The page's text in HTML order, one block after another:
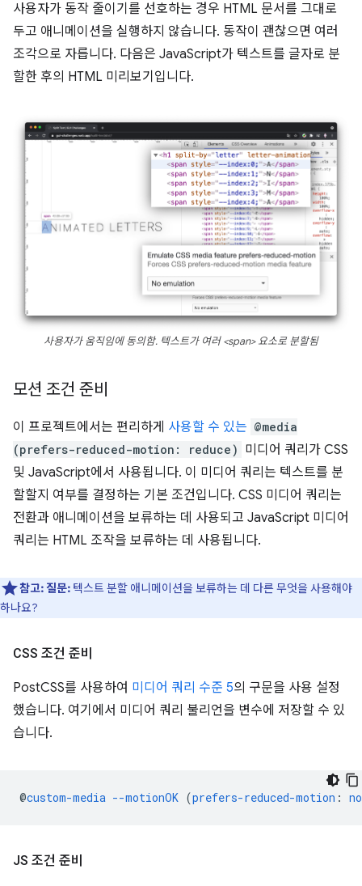
사용자가 동작 줄이기를 선호하는 경우 HTML 문서를 그대로
두고 애니메이션을 실행하지 않습니다. 동작이 괜찮으면 여러
조각으로 자릅니다. 다음은 JavaScript가 텍스트를 글자로 분
할한 후의 HTML 미리보기입니다.
사용자가 움직임에 동의함. 텍스트가 여러 <span> 요소로 분할됨
모션 조건 준비
이 프로젝트에서는 편리하게 사용할 수 있는 @media
(prefers-reduced-motion: reduce) 미디어 쿼리가 CSS
및 JavaScript에서 사용됩니다. 이 미디어 쿼리는 텍스트를 분
할할지 여부를 결정하는 기본 조건입니다. CSS 미디어 쿼리는
전환과 애니메이션을 보류하는 데 사용되고 JavaScript 미디어
쿼리는 HTML 조작을 보류하는 데 사용됩니다.
참고:질문: 텍스트 분할 애니메이션을 보류하는 데 다른 무엇을 사용해야
하나요?
CSS 조건 준비
PostCSS를 사용하여 미디어 쿼리 수준 5의 구문을 사용 설정
했습니다. 여기에서 미디어 쿼리 불리언을 변수에 저장할 수 있
습니다.
@custom-media --motionOK (prefers-reduced-motion :
JS 조건 준비